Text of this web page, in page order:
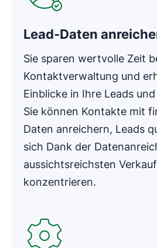
Lead-Daten
Sie sparen wertvolle Zeit
Kontaktverwaltung und
Einblicke in Ihre Leads
Sie können Kontakte mit
Daten anreichern, Leads
sich Dank der
aussichtsreichsten
konzentrieren.